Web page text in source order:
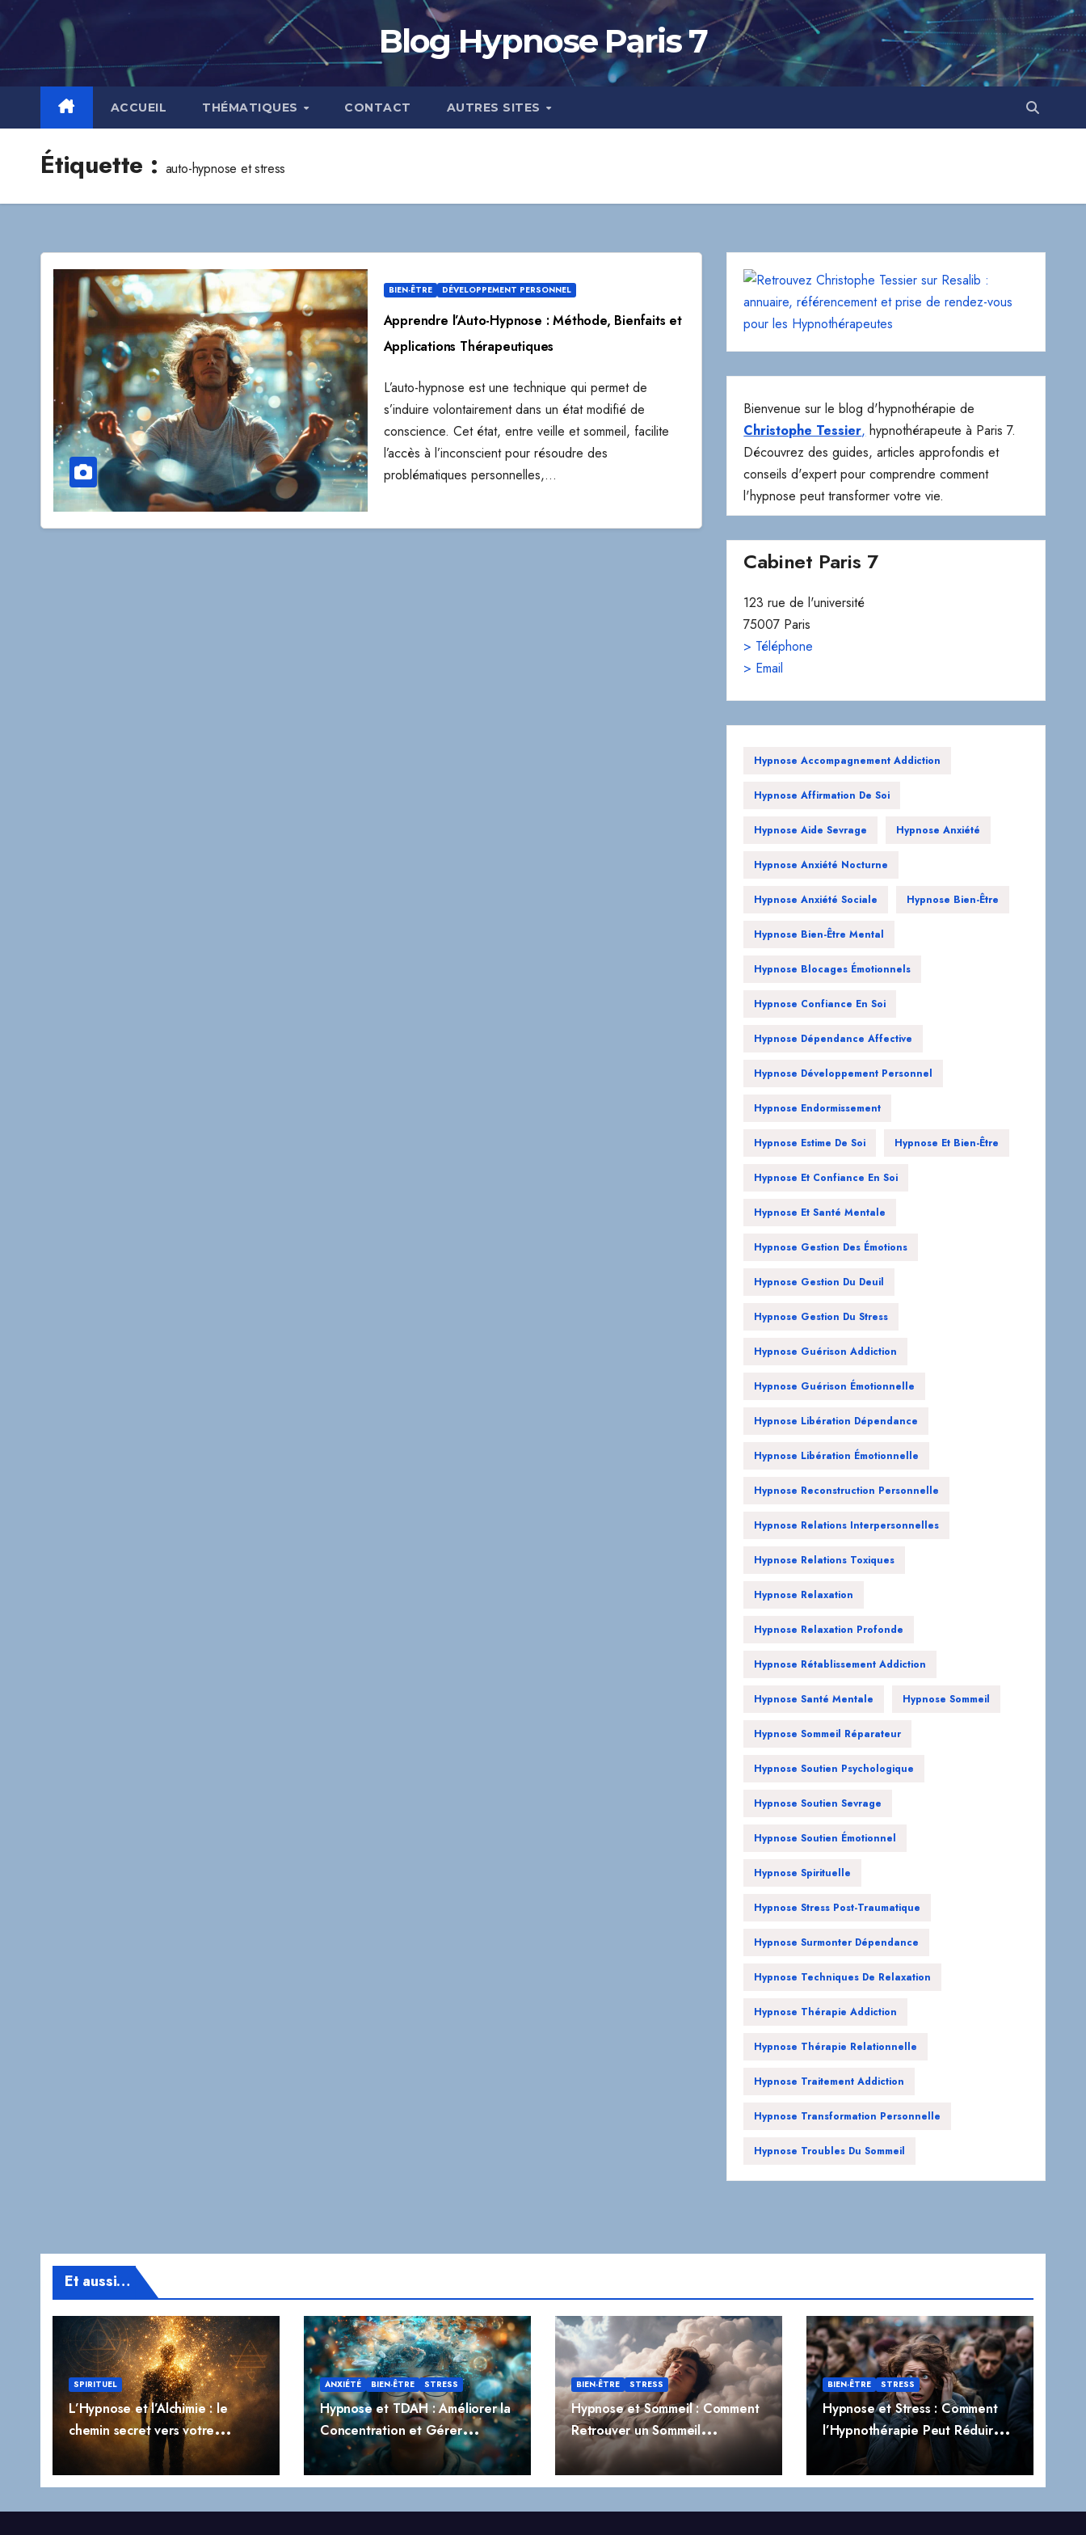
to
content
Blog Hypnose Paris 7
ACCUEIL THÉMATIQUES CONTACT AUTRES SITES
Étiquette : auto-hypnose et stress
BIEN-ÊTRE DÉVELOPPEMENT PERSONNEL
Apprendre l’Auto-Hypnose : Méthode, Bienfaits et
Applications Thérapeutiques
L’auto-hypnose est une technique qui permet de
s’induire volontairement dans un état modifié de
conscience. Cet état, entre veille et sommeil, facilite
l’accès à l’inconscient pour résoudre des
problématiques personnelles,…
Bienvenue sur le blog d'hypnothérapie de
Christophe Tessier, hypnothérapeute à Paris 7.
Découvrez des guides, articles approfondis et
conseils d'expert pour comprendre comment
l'hypnose peut transformer votre vie.
Cabinet Paris 7
123 rue de l'université
75007 Paris
> Téléphone
> Email
Hypnose Accompagnement Addiction
Hypnose Affirmation De Soi
Hypnose Aide Sevrage Hypnose Anxiété
Hypnose Anxiété Nocturne
Hypnose Anxiété Sociale Hypnose Bien-Être
Hypnose Bien-Être Mental
Hypnose Blocages Émotionnels
Hypnose Confiance En Soi
Hypnose Dépendance Affective
Hypnose Développement Personnel
Hypnose Endormissement
Hypnose Estime De Soi Hypnose Et Bien-Être
Hypnose Et Confiance En Soi
Hypnose Et Santé Mentale
Hypnose Gestion Des Émotions
Hypnose Gestion Du Deuil
Hypnose Gestion Du Stress
Hypnose Guérison Addiction
Hypnose Guérison Émotionnelle
Hypnose Libération Dépendance
Hypnose Libération Émotionnelle
Hypnose Reconstruction Personnelle
Hypnose Relations Interpersonnelles
Hypnose Relations Toxiques
Hypnose Relaxation
Hypnose Relaxation Profonde
Hypnose Rétablissement Addiction
Hypnose Santé Mentale Hypnose Sommeil
Hypnose Sommeil Réparateur
Hypnose Soutien Psychologique
Hypnose Soutien Sevrage
Hypnose Soutien Émotionnel
Hypnose Spirituelle
Hypnose Stress Post-Traumatique
Hypnose Surmonter Dépendance
Hypnose Techniques De Relaxation
Hypnose Thérapie Addiction
Hypnose Thérapie Relationnelle
Hypnose Traitement Addiction
Hypnose Transformation Personnelle
Hypnose Troubles Du Sommeil
Et aussi…
SPIRITUEL
L’Hypnose et l’Alchimie : le
chemin secret vers votre
transformation profonde
ANXIÉTÉ BIEN-ÊTRE STRESS
Hypnose et TDAH : Améliorer la
Concentration et Gérer
l’Impulsivité
BIEN-ÊTRE STRESS
Hypnose et Sommeil : Comment
Retrouver un Sommeil
Réparateur Naturellement
BIEN-ÊTRE STRESS
Hypnose et Stress : Comment
l’Hypnothérapie Peut Réduire
Naturellement le Stress